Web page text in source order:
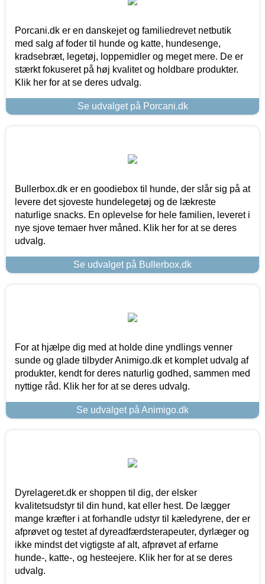
Porcani.dk er en danskejet og familiedrevet netbutik
med salg af foder til hunde og katte, hundesenge,
kradsebræt, legetøj, loppemidler og meget mere. De er
stærkt fokuseret på høj kvalitet og holdbare produkter.
Klik her for at se deres udvalg.
Se udvalget på Porcani.dk
Bullerbox.dk er en goodiebox til hunde, der slår sig på at
levere det sjoveste hundelegetøj og de lækreste
naturlige snacks. En oplevelse for hele familien, leveret i
nye sjove temaer hver måned. Klik her for at se deres
udvalg.
Se udvalget på Bullerbox.dk
For at hjælpe dig med at holde dine yndlings venner
sunde og glade tilbyder Animigo.dk et komplet udvalg af
produkter, kendt for deres naturlig godhed, sammen med
nyttige råd. Klik her for at se deres udvalg.
Se udvalget på Animigo.dk
Dyrelageret.dk er shoppen til dig, der elsker
kvalitetsudstyr til din hund, kat eller hest. De lægger
mange kræfter i at forhandle udstyr til kæledyrene, der er
afprøvet og testet af dyreadfærdsterapeuter, dyrlæger og
ikke mindst det vigtigste af alt, afprøvet af erfarne
hunde-, katte-, og hesteejere. Klik her for at se deres
udvalg.